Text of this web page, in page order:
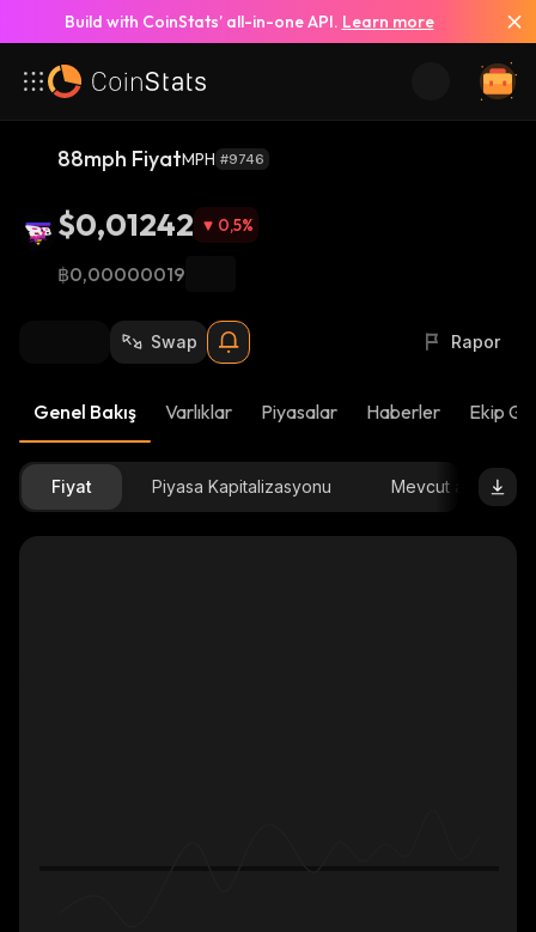
Build with CoinStats’ all-in-one API. Learn more
88mph FiyatMPH #9746
$0,01242 0,5%
฿0,00000019
Swap Rapor
Genel Bakış Varlıklar Piyasalar Haberler Ekip
Fiyat Piyasa Kapitalizasyonu Mevcut arz